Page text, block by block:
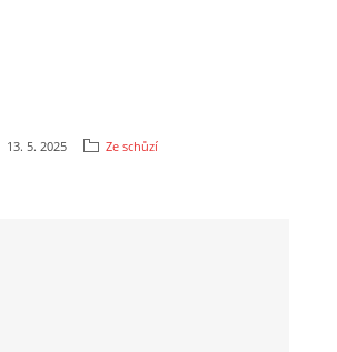
13. 5. 2025 Ze schůzí